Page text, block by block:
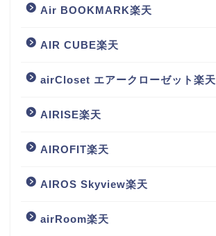
Air BOOKMARK楽天
AIR CUBE楽天
airCloset エアークローゼット楽天
AIRISE楽天
AIROFIT楽天
AIROS Skyview楽天
airRoom楽天